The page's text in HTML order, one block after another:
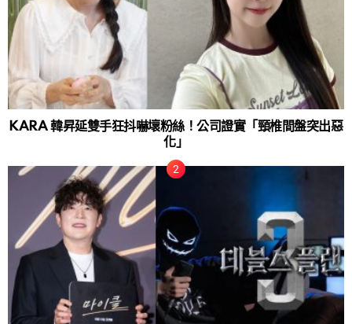
KARA 韓昇延雙手狂抖嚇壞粉絲！公司證實「頸椎間盤突出惡
化」